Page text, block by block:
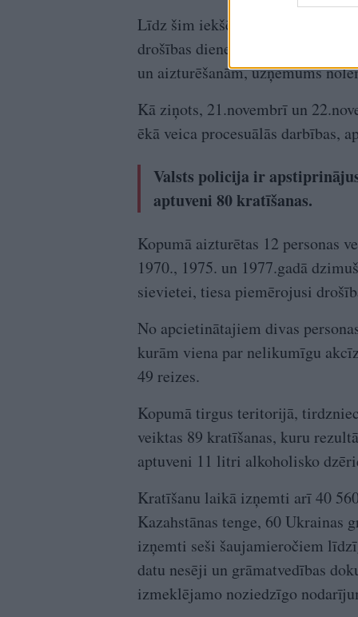
Līdz šim iekšējo kārtību
drošības dienests, taču pēc
un aizturēšanām, uzņēmums
Kā ziņots, 21.novembrī un
ēkā veica procesuālās darbības,
Valsts policija ir
aptuveni 80 kratīšanas.
Kopumā aizturētas 12 personas
1970., 1975. un 1977.gadā
sievietei, tiesa piemērojusi
No apcietinātajiem divas
kurām viena par nelikumīgu
49 reizes.
Kopumā tirgus teritorijā,
veiktas 89 kratīšanas, kuru
aptuveni 11 litri alkoholisko
Kratīšanu laikā izņemti arī 40
Kazahstānas tenge, 60 Ukrainas
izņemti seši šaujamieročiem
datu nesēji un grāmatvedības
izmeklējamo noziedzīgo